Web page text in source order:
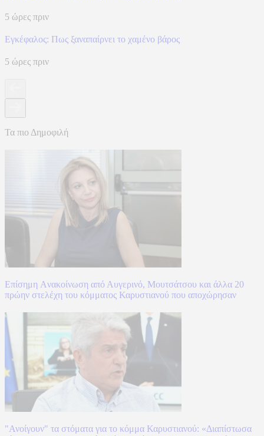
5 ώρες πριν
Eγκέφαλος: Πως ξαναπαίρνει το χαμένο βάρος
5 ώρες πριν
Τα πιο Δημοφιλή
Επίσημη Aνακοίνωση από Αυγερινό, Μουτσάτσου και άλλα 20
πρώην στελέχη του κόμματος Καρυστιανού που αποχώρησαν
"Ανοίγουν" τα στόματα για το κόμμα Καρυστιανού: «Διαπίστωσα